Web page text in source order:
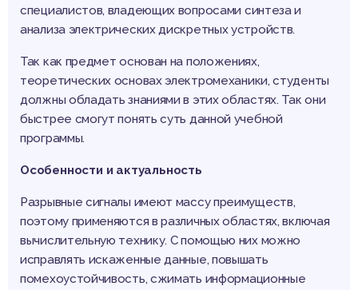
специалистов, владеющих вопросами синтеза и
анализа электрических дискретных устройств.
Так как предмет основан на положениях,
теоретических основах электромеханики, студенты
должны обладать знаниями в этих областях. Так они
быстрее смогут понять суть данной учебной
программы.
Особенности и актуальность
Разрывные сигналы имеют массу преимуществ,
поэтому применяются в различных областях, включая
вычислительную технику. С помощью них можно
исправлять искаженные данные, повышать
помехоустойчивость, сжимать информационные